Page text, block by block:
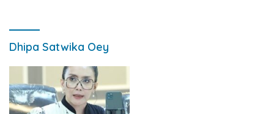
Dhipa Satwika Oey